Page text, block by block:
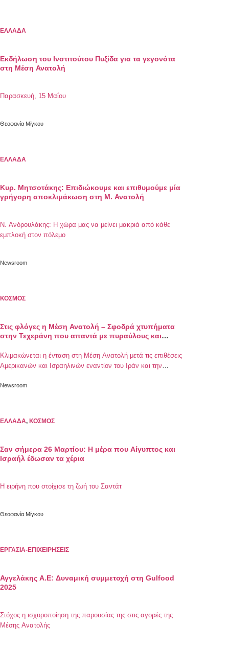
ΕΛΛΑΔΑ
Εκδήλωση του Ινστιτούτου Πυξίδα για τα γεγονότα
στη Μέση Ανατολή
Παρασκευή, 15 Μαΐου
Θεοφανία Μίγκου
ΕΛΛΑΔΑ
Κυρ. Μητσοτάκης: Επιδιώκουμε και επιθυμούμε μία
γρήγορη αποκλιμάκωση στη Μ. Ανατολή
Ν. Ανδρουλάκης: Η χώρα μας να μείνει μακριά από κάθε
εμπλοκή στον πόλεμο
Newsroom
ΚΟΣΜΟΣ
Στις φλόγες η Μέση Ανατολή – Σφοδρά χτυπήματα
στην Τεχεράνη που απαντά με πυραύλους και
Κλιμακώνεται η ένταση στη Μέση Ανατολή μετά τις επιθέσεις
Αμερικανών και Ισραηλινών εναντίον του Ιράν και την
Newsroom
ΕΛΛΑΔΑ, ΚΟΣΜΟΣ
Σαν σήμερα 26 Μαρτίου: Η μέρα που Αίγυπτος και
Ισραήλ έδωσαν τα χέρια
Η ειρήνη που στοίχισε τη ζωή του Σαντάτ
Θεοφανία Μίγκου
ΕΡΓΑΣΙΑ-ΕΠΙΧΕΙΡΗΣΕΙΣ
Αγγελάκης Α.Ε: Δυναμική συμμετοχή στη Gulfood
2025
Στόχος η ισχυροποίηση της παρουσίας της στις αγορές της
Μέσης Ανατολής